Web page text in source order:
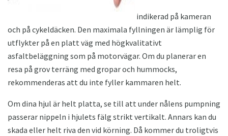
indikerad på kameran
och på cykeldäcken. Den maximala fyllningen är lämplig för
utflykter på en platt väg med högkvalitativt
asfaltbeläggning som på motorvägar. Om du planerar en
resa på grov terräng med gropar och hummocks,
rekommenderas att du inte fyller kammaren helt.
Om dina hjul är helt platta, se till att under nålens pumpning
passerar nippeln i hjulets fälg strikt vertikalt. Annars kan du
skada eller helt riva den vid körning. Då kommer du troligtvis